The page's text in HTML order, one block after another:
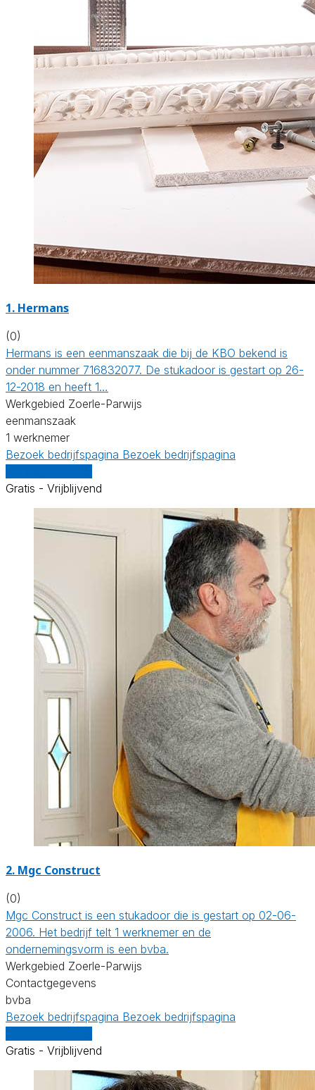
1. Hermans
(0)
Hermans is een eenmanszaak die bij de KBO bekend is
onder nummer 716832077. De stukadoor is gestart op 26-
12-2018 en heeft 1…
Werkgebied Zoerle-Parwijs
eenmanszaak
1 werknemer
Bezoek bedrijfspagina Bezoek bedrijfspagina
Gratis - Vrijblijvend
2. Mgc Construct
(0)
Mgc Construct is een stukadoor die is gestart op 02-06-
2006. Het bedrijf telt 1 werknemer en de
ondernemingsvorm is een bvba.
Werkgebied Zoerle-Parwijs
Contactgegevens
bvba
Bezoek bedrijfspagina Bezoek bedrijfspagina
Gratis - Vrijblijvend